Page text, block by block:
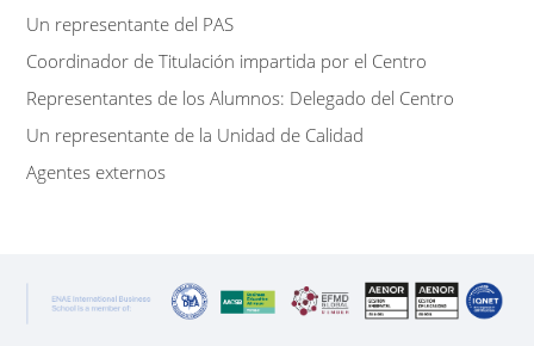
Un representante del PAS
Coordinador de Titulación impartida por el Centro
Representantes de los Alumnos: Delegado del Centro
Un representante de la Unidad de Calidad
Agentes externos